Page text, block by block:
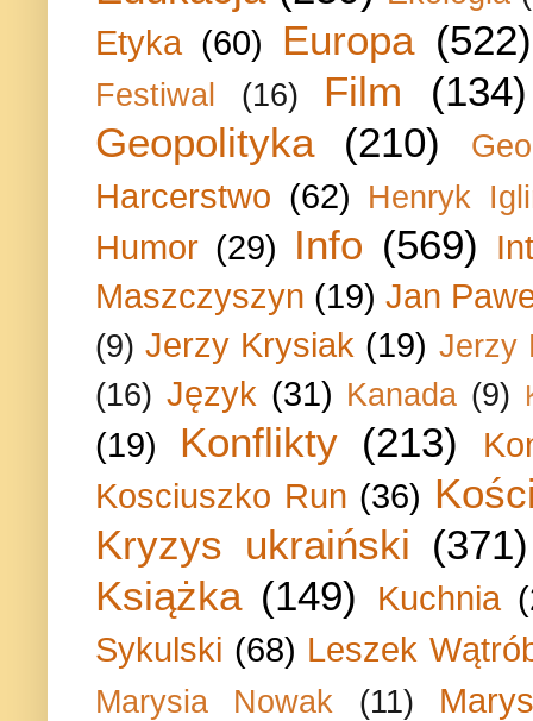
Etyka (60) Europa (522)
Festiwal (16) Film
(134)
Geopolityka
(210)
Harcerstwo (62) Henryk
Humor (29) Info (569)
Maszczyszyn (19) Jan
(9) Jerzy Krysiak (19) Jerzy
(16) Język (31) Kanada (9)
(19) Konflikty (213)
Kosciuszko Run (36)
Kryzys ukraiński (371)
Książka (149) Kuchnia
Sykulski (68) Leszek
Marysia Nowak (11)